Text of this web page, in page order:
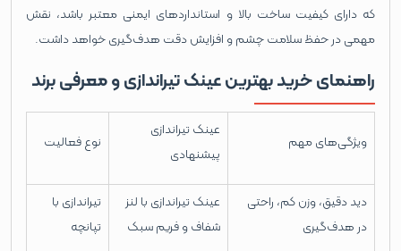
که دارای کیفیت ساخت بالا و استانداردهای ایمنی معتبر باشد، نقش
مهمی در حفظ سلامت چشم و افزایش دقت هدف‌گیری خواهد داشت.
راهنمای خرید بهترین عینک تیراندازی و معرفی برند
نوع فعالیت
عینک تیراندازی
پیشنهادی
ویژگی‌های مهم
تیراندازی با
تپانچه
عینک تیراندازی با لنز
شفاف و فریم سبک
دید دقیق، وزن کم، راحتی
در هدف‌گیری